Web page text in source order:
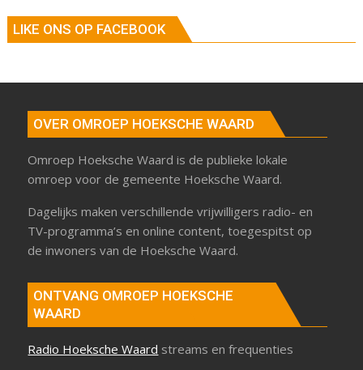
LIKE ONS OP FACEBOOK
OVER OMROEP HOEKSCHE WAARD
Omroep Hoeksche Waard is de publieke lokale
omroep voor de gemeente Hoeksche Waard.
Dagelijks maken verschillende vrijwilligers radio- en
TV-programma’s en online content, toegespitst op
de inwoners van de Hoeksche Waard.
ONTVANG OMROEP HOEKSCHE
WAARD
Radio Hoeksche Waard streams en frequenties